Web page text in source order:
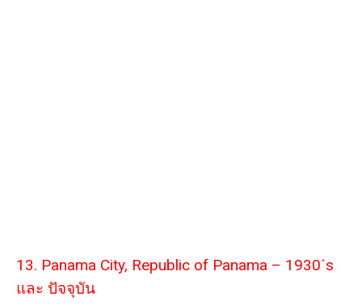
13. Panama City, Republic of Panama – 1930´s
และ ปัจจุบัน